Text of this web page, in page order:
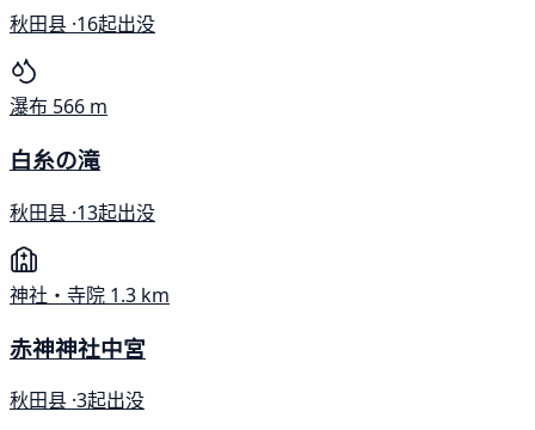
秋田县 ·16起出没
瀑布 566 m
白糸の滝
秋田县 ·13起出没
神社・寺院 1.3 km
赤神神社中宮
秋田县 ·3起出没